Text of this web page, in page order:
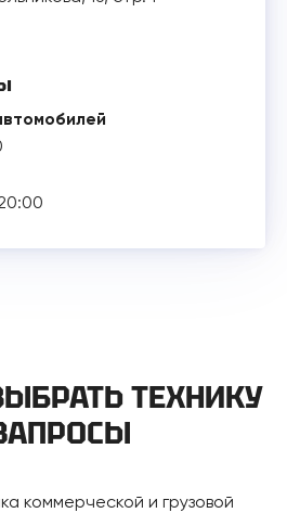
ТЕХНИКУ
коммерческой и грузовой